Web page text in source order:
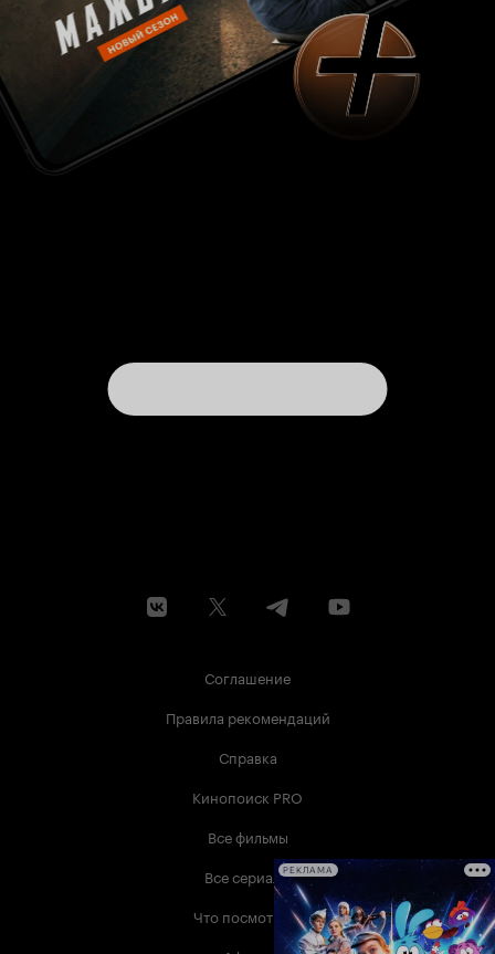
Соглашение
Правила рекомендаций
Справка
Кинопоиск PRO
Все фильмы
Все сериалы
Что посмотреть
РЕКЛАМА